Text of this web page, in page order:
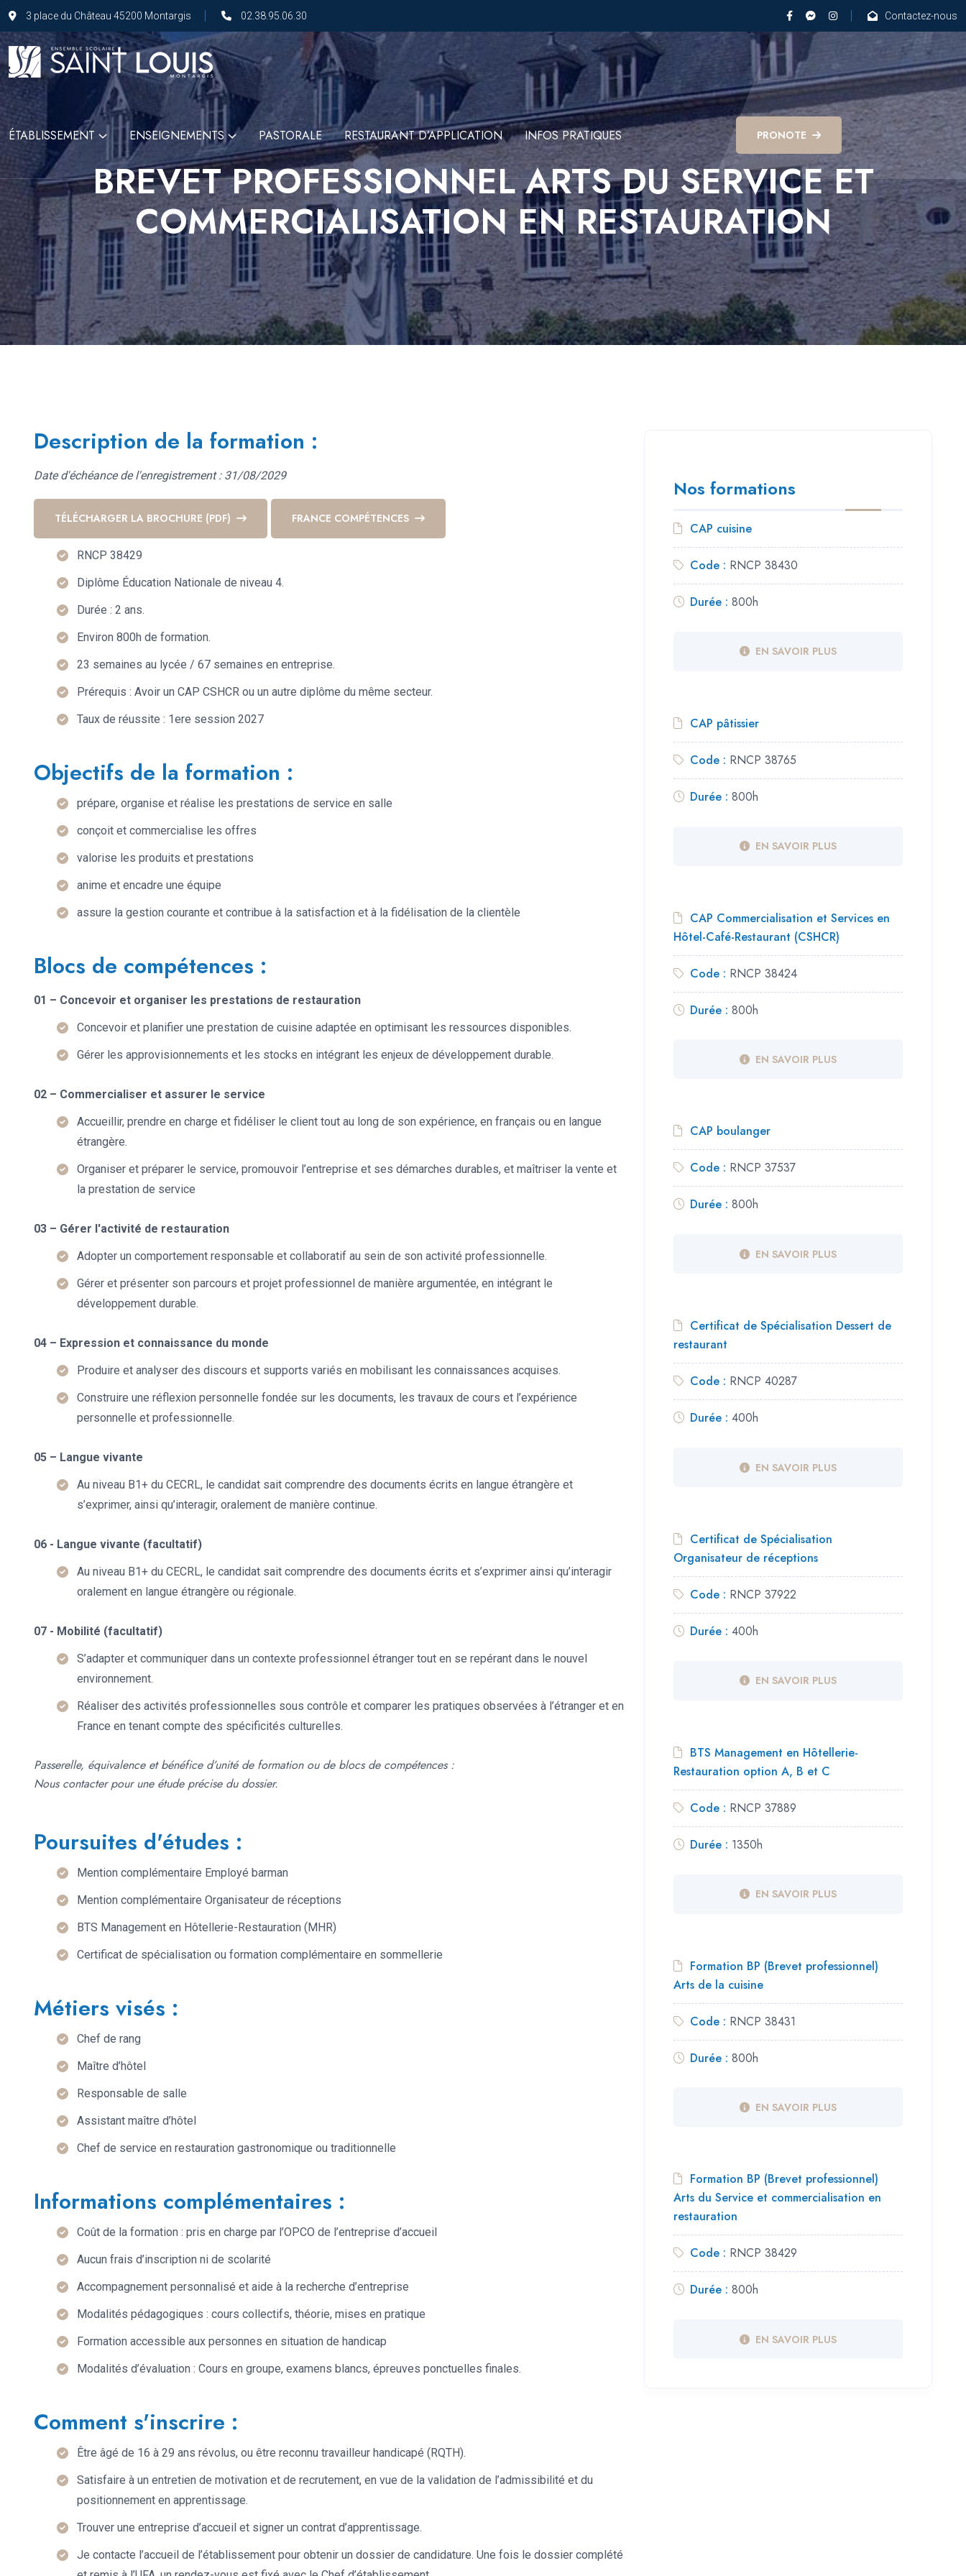
3 place du Château 45200 Montargis 02.38.95.06.30 Contactez-nous
ÉTABLISSEMENT ENSEIGNEMENTS PASTORALE RESTAURANT D’APPLICATION INFOS PRATIQUES PRONOTE
BREVET PROFESSIONNEL ARTS DU SERVICE ET
COMMERCIALISATION EN RESTAURATION
Description de la formation :
Date d'échéance de l'enregistrement : 31/08/2029
TÉLÉCHARGER LA BROCHURE (PDF) FRANCE COMPÉTENCES
RNCP 38429
Diplôme Éducation Nationale de niveau 4.
Durée : 2 ans.
Environ 800h de formation.
23 semaines au lycée / 67 semaines en entreprise.
Prérequis : Avoir un CAP CSHCR ou un autre diplôme du même secteur.
Taux de réussite : 1ere session 2027
Objectifs de la formation :
prépare, organise et réalise les prestations de service en salle
conçoit et commercialise les offres
valorise les produits et prestations
anime et encadre une équipe
assure la gestion courante et contribue à la satisfaction et à la fidélisation de la clientèle
Blocs de compétences :
01 – Concevoir et organiser les prestations de restauration
Concevoir et planifier une prestation de cuisine adaptée en optimisant les ressources disponibles.
Gérer les approvisionnements et les stocks en intégrant les enjeux de développement durable.
02 – Commercialiser et assurer le service
Accueillir, prendre en charge et fidéliser le client tout au long de son expérience, en français ou en langue
étrangère.
Organiser et préparer le service, promouvoir l’entreprise et ses démarches durables, et maîtriser la vente et
la prestation de service
03 – Gérer l'activité de restauration
Adopter un comportement responsable et collaboratif au sein de son activité professionnelle.
Gérer et présenter son parcours et projet professionnel de manière argumentée, en intégrant le
développement durable.
04 – Expression et connaissance du monde
Produire et analyser des discours et supports variés en mobilisant les connaissances acquises.
Construire une réflexion personnelle fondée sur les documents, les travaux de cours et l’expérience
personnelle et professionnelle.
05 – Langue vivante
Au niveau B1+ du CECRL, le candidat sait comprendre des documents écrits en langue étrangère et
s’exprimer, ainsi qu’interagir, oralement de manière continue.
06 - Langue vivante (facultatif)
Au niveau B1+ du CECRL, le candidat sait comprendre des documents écrits et s’exprimer ainsi qu’interagir
oralement en langue étrangère ou régionale.
07 - Mobilité (facultatif)
S’adapter et communiquer dans un contexte professionnel étranger tout en se repérant dans le nouvel
environnement.
Réaliser des activités professionnelles sous contrôle et comparer les pratiques observées à l’étranger et en
France en tenant compte des spécificités culturelles.
Passerelle, équivalence et bénéfice d’unité de formation ou de blocs de compétences :
Nous contacter pour une étude précise du dossier.
Poursuites d'études :
Mention complémentaire Employé barman
Mention complémentaire Organisateur de réceptions
BTS Management en Hôtellerie-Restauration (MHR)
Certificat de spécialisation ou formation complémentaire en sommellerie
Métiers visés :
Chef de rang
Maître d’hôtel
Responsable de salle
Assistant maître d’hôtel
Chef de service en restauration gastronomique ou traditionnelle
Informations complémentaires :
Coût de la formation : pris en charge par l’OPCO de l’entreprise d’accueil
Aucun frais d’inscription ni de scolarité
Accompagnement personnalisé et aide à la recherche d’entreprise
Modalités pédagogiques : cours collectifs, théorie, mises en pratique
Formation accessible aux personnes en situation de handicap
Modalités d’évaluation : Cours en groupe, examens blancs, épreuves ponctuelles finales.
Comment s'inscrire :
Être âgé de 16 à 29 ans révolus, ou être reconnu travailleur handicapé (RQTH).
Satisfaire à un entretien de motivation et de recrutement, en vue de la validation de l’admissibilité et du
positionnement en apprentissage.
Trouver une entreprise d’accueil et signer un contrat d’apprentissage.
Je contacte l’accueil de l’établissement pour obtenir un dossier de candidature. Une fois le dossier complété
Nos formations
CAP cuisine
Code : RNCP 38430
Durée :800h
EN SAVOIR PLUS
CAP pâtissier
Code : RNCP 38765
Durée :800h
EN SAVOIR PLUS
CAP Commercialisation et Services en
Hôtel-Café-Restaurant (CSHCR)
Code : RNCP 38424
Durée :800h
EN SAVOIR PLUS
CAP boulanger
Code : RNCP 37537
Durée :800h
EN SAVOIR PLUS
Certificat de Spécialisation Dessert de
restaurant
Code : RNCP 40287
Durée :400h
EN SAVOIR PLUS
Certificat de Spécialisation
Organisateur de réceptions
Code : RNCP 37922
Durée :400h
EN SAVOIR PLUS
BTS Management en Hôtellerie-
Restauration option A, B et C
Code : RNCP 37889
Durée : 1350h
EN SAVOIR PLUS
Formation BP (Brevet professionnel)
Arts de la cuisine
Code : RNCP 38431
Durée :800h
EN SAVOIR PLUS
Formation BP (Brevet professionnel)
Arts du Service et commercialisation en
restauration
Code : RNCP 38429
Durée :800h
EN SAVOIR PLUS